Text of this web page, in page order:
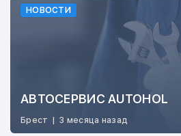
НОВОСТИ
АВТОСЕРВИС AUTOHOL
Брест | 3 месяца назад